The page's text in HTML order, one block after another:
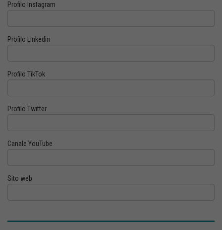
Profilo Instagram
Profilo Linkedin
Profilo TikTok
Profilo Twitter
Canale YouTube
Sito web